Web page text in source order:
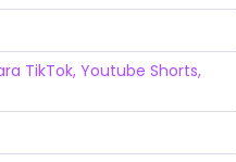
TikTok, Youtube Shorts,